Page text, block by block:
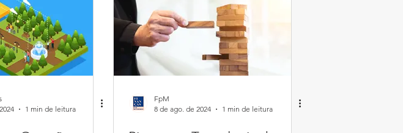
1 min de leitura
FpM
8 de ago. de 2024
1 min de leitura